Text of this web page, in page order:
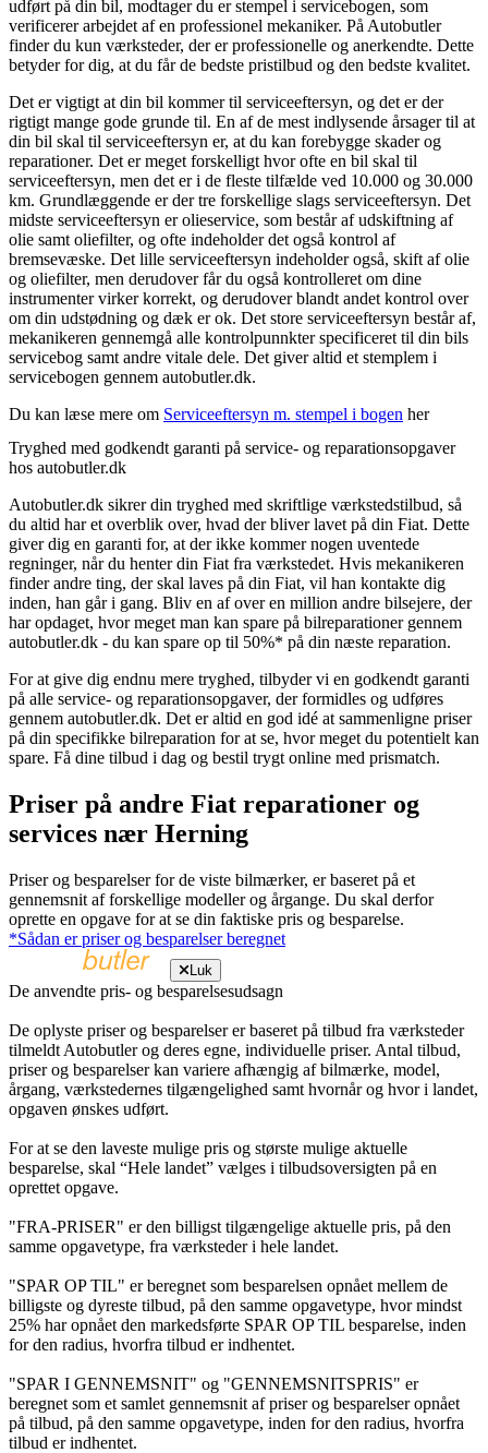
udført på din bil, modtager du er stempel i servicebogen, som
verificerer arbejdet af en professionel mekaniker. På Autobutler
finder du kun værksteder, der er professionelle og anerkendte. Dette
betyder for dig, at du får de bedste pristilbud og den bedste kvalitet.
Det er vigtigt at din bil kommer til serviceeftersyn, og det er der
rigtigt mange gode grunde til. En af de mest indlysende årsager til at
din bil skal til serviceeftersyn er, at du kan forebygge skader og
reparationer. Det er meget forskelligt hvor ofte en bil skal til
serviceeftersyn, men det er i de fleste tilfælde ved 10.000 og 30.000
km. Grundlæggende er der tre forskellige slags serviceeftersyn. Det
midste serviceeftersyn er olieservice, som består af udskiftning af
olie samt oliefilter, og ofte indeholder det også kontrol af
bremsevæske. Det lille serviceeftersyn indeholder også, skift af olie
og oliefilter, men derudover får du også kontrolleret om dine
instrumenter virker korrekt, og derudover blandt andet kontrol over
om din udstødning og dæk er ok. Det store serviceeftersyn består af,
mekanikeren gennemgå alle kontrolpunnkter specificeret til din bils
servicebog samt andre vitale dele. Det giver altid et stemplem i
servicebogen gennem autobutler.dk.
Du kan læse mere om Serviceeftersyn m. stempel i bogen her
Tryghed med godkendt garanti på service- og reparationsopgaver
hos autobutler.dk
Autobutler.dk sikrer din tryghed med skriftlige værkstedstilbud, så
du altid har et overblik over, hvad der bliver lavet på din Fiat. Dette
giver dig en garanti for, at der ikke kommer nogen uventede
regninger, når du henter din Fiat fra værkstedet. Hvis mekanikeren
finder andre ting, der skal laves på din Fiat, vil han kontakte dig
inden, han går i gang. Bliv en af over en million andre bilsejere, der
har opdaget, hvor meget man kan spare på bilreparationer gennem
autobutler.dk - du kan spare op til 50%* på din næste reparation.
For at give dig endnu mere tryghed, tilbyder vi en godkendt garanti
på alle service- og reparationsopgaver, der formidles og udføres
gennem autobutler.dk. Det er altid en god idé at sammenligne priser
på din specifikke bilreparation for at se, hvor meget du potentielt kan
spare. Få dine tilbud i dag og bestil trygt online med prismatch.
Priser på andre Fiat reparationer og
services nær Herning
Priser og besparelser for de viste bilmærker, er baseret på et
gennemsnit af forskellige modeller og årgange. Du skal derfor
oprette en opgave for at se din faktiske pris og besparelse.
*Sådan er priser og besparelser beregnet
Luk
De anvendte pris- og besparelsesudsagn
De oplyste priser og besparelser er baseret på tilbud fra værksteder
tilmeldt Autobutler og deres egne, individuelle priser. Antal tilbud,
priser og besparelser kan variere afhængig af bilmærke, model,
årgang, værkstedernes tilgængelighed samt hvornår og hvor i landet,
opgaven ønskes udført.
For at se den laveste mulige pris og største mulige aktuelle
besparelse, skal “Hele landet” vælges i tilbudsoversigten på en
oprettet opgave.
"FRA-PRISER" er den billigst tilgængelige aktuelle pris, på den
samme opgavetype, fra værksteder i hele landet.
"SPAR OP TIL" er beregnet som besparelsen opnået mellem de
billigste og dyreste tilbud, på den samme opgavetype, hvor mindst
25% har opnået den markedsførte SPAR OP TIL besparelse, inden
for den radius, hvorfra tilbud er indhentet.
"SPAR I GENNEMSNIT" og "GENNEMSNITSPRIS" er
beregnet som et samlet gennemsnit af priser og besparelser opnået
på tilbud, på den samme opgavetype, inden for den radius, hvorfra
tilbud er indhentet.